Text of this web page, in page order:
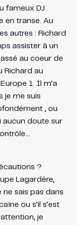
fameux DJ
en transe. Au
autres : Richard
assister à un
au coeur de
Richard au
1. Il m’a
je me suis
, ou
aucun doute sur
?
Lagardère,
ne sais pas dans
ou s’il s’est
je